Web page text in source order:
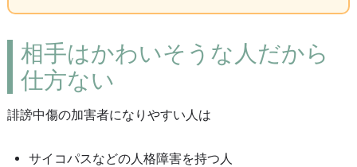
相手はかわいそうな人だから
仕方ない
誹謗中傷の加害者になりやすい人は
サイコパスなどの人格障害を持つ人